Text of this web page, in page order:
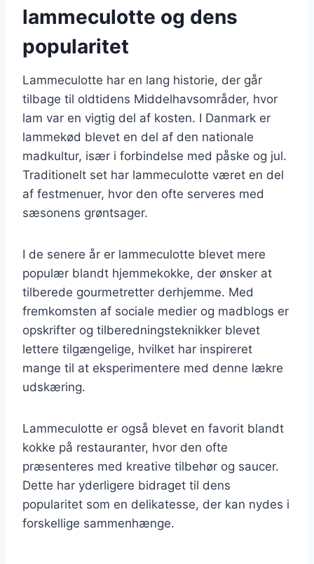
lammeculotte og dens
popularitet
Lammeculotte har en lang historie, der går
tilbage til oldtidens Middelhavsområder, hvor
lam var en vigtig del af kosten. I Danmark er
lammekød blevet en del af den nationale
madkultur, især i forbindelse med påske og jul.
Traditionelt set har lammeculotte været en del
af festmenuer, hvor den ofte serveres med
sæsonens grøntsager.
I de senere år er lammeculotte blevet mere
populær blandt hjemmekokke, der ønsker at
tilberede gourmetretter derhjemme. Med
fremkomsten af sociale medier og madblogs er
opskrifter og tilberedningsteknikker blevet
lettere tilgængelige, hvilket har inspireret
mange til at eksperimentere med denne lækre
udskæring.
Lammeculotte er også blevet en favorit blandt
kokke på restauranter, hvor den ofte
præsenteres med kreative tilbehør og saucer.
Dette har yderligere bidraget til dens
popularitet som en delikatesse, der kan nydes i
forskellige sammenhænge.